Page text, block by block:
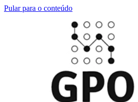
Pular para o conteúdo